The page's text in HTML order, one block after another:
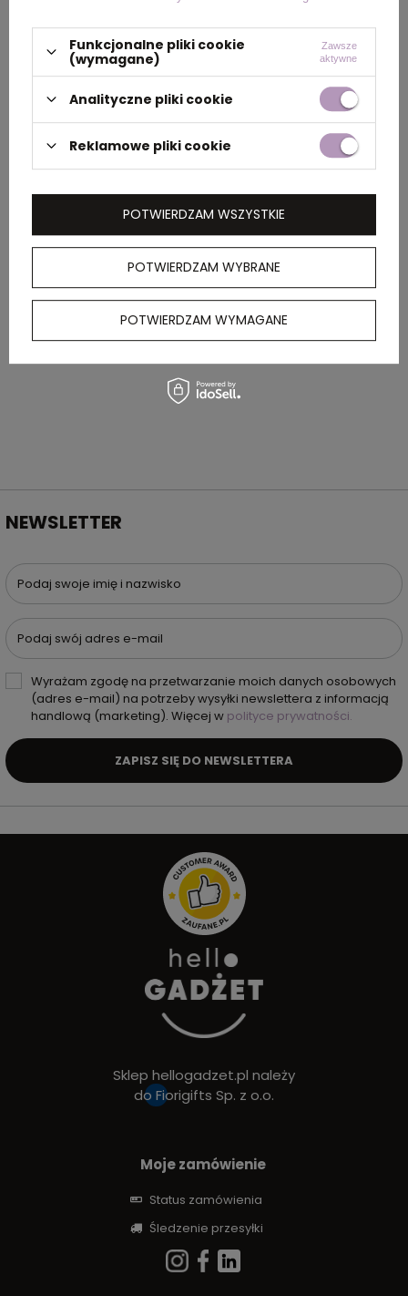
produktu
36 x 21 x 0 cm
PAKOWANIE
Wymiary
kartonu
zewnętrznego
52 x 47 x 33 cm
OPIS
Wachlarz z bambusa
NEWSLETTER
Podaj swoje imię i nazwisko
Podaj swój adres e-mail
Wyrażam zgodę na przetwarzanie moich danych osobowych
(adres e-mail) na potrzeby wysyłki newslettera z informacją
handlową (marketing). Więcej w polityce prywatności.
ZAPISZ SIĘ DO NEWSLETTERA
Sklep hellogadzet.pl należy
do Fiorigifts Sp. z o.o.
Moje zamówienie
Status zamówienia
Śledzenie przesyłki
Funkcjonalne pliki cookie
(wymagane)
Zawsze
aktywne
Analityczne pliki cookie
Reklamowe pliki cookie
POTWIERDZAM WYBRANE
POTWIERDZAM WYMAGANE
POTWIERDZAM WSZYSTKIE